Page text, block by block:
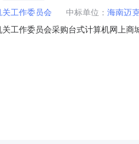
工作委员会 中标单位： 海南迈
工作委员会采购台式计算机网上
量：1五、中标、成交供应商：海